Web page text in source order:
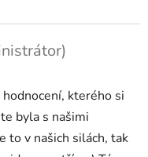
kterého si
byla s našimi
to v našich silách, tak